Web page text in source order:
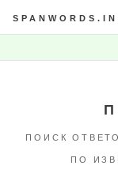
ПОИСК
ПО